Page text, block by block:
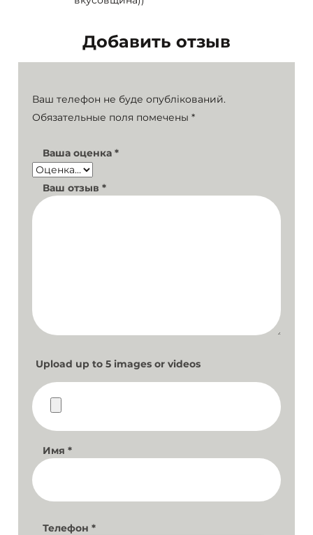
Добавить отзыв
Ваш телефон не буде опублікований.
Обязательные поля помечены *
Ваша оценка *
Ваш отзыв *
Upload up to 5 images or videos
Имя *
Телефон *